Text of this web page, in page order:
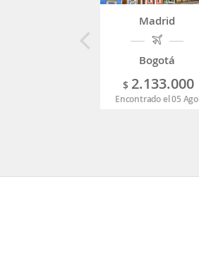
Madrid
Bogotá
$ 2.133.000
Encontrado el 05 Ago